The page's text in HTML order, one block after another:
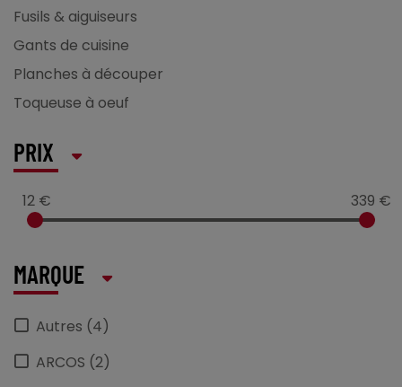
Fusils & aiguiseurs
Gants de cuisine
Planches à découper
Toqueuse à oeuf
PRIX
12 € 339 €
MARQUE
Autres (4)
ARCOS (2)